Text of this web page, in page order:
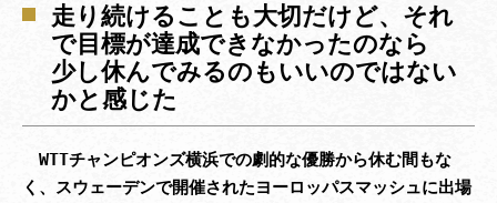
走り続けることも大切だけど、それ
で目標が達成できなかったのなら
少し休んでみるのもいいのではない
かと感じた
WTTチャンピオンズ横浜での劇的な優勝から休む間もな
く、スウェーデンで開催されたヨーロッパスマッシュに出場